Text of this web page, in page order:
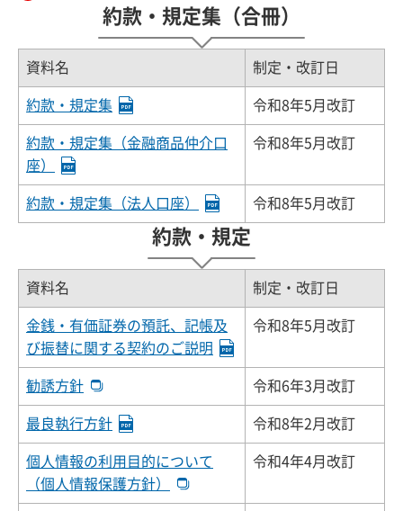
約款・規定集（合冊）
資料名 制定・改訂日
約款・規定集 令和8年5月改訂
約款・規定集（金融商品仲介口
座）
令和8年5月改訂
約款・規定集（法人口座） 令和8年5月改訂
約款・規定
資料名 制定・改訂日
金銭・有価証券の預託、記帳及
び振替に関する契約のご説明
令和8年5月改訂
勧誘方針 令和6年3月改訂
最良執行方針 令和8年2月改訂
個人情報の利用目的について
（個人情報保護方針）
令和4年4月改訂